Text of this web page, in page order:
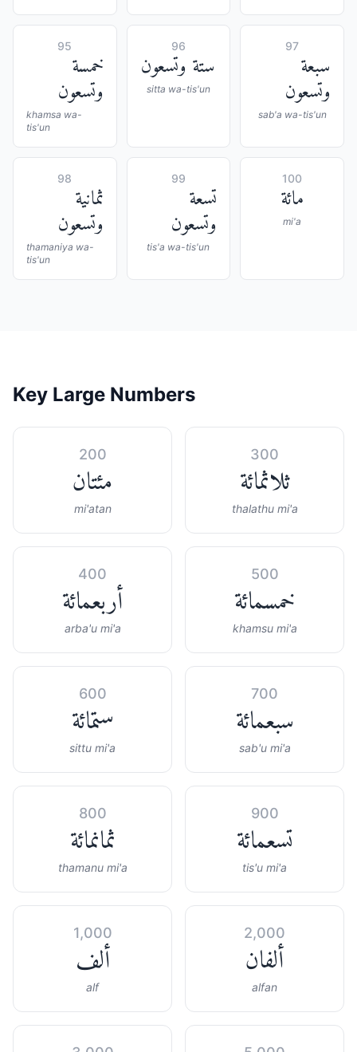
95
خمسة
وتسعون
khamsa wa-
tis'un
96
ستة وتسعون
sitta wa-tis'un
97
سبعة
وتسعون
sab'a wa-tis'un
98
ثمانية
وتسعون
thamaniya wa-
tis'un
99
تسعة
وتسعون
tis'a wa-tis'un
100
مائة
mi'a
Key Large Numbers
200
مئتان
mi'atan
300
ثلاثمائة
thalathu mi'a
400
أربعمائة
arba'u mi'a
500
خمسمائة
khamsu mi'a
600
ستمائة
sittu mi'a
700
سبعمائة
sab'u mi'a
800
ثمانمائة
thamanu mi'a
900
تسعمائة
tis'u mi'a
1,000
ألف
alf
2,000
ألفان
alfan